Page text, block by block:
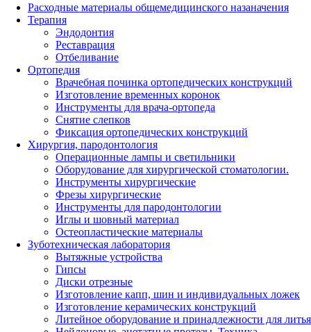
Расходные материалы общемедицинского назаначения
Терапия
Эндодонтия
Реставрация
Отбеливание
Ортопедия
Врачебная починка ортопедических конструкций
Изготовление временных коронок
Инструменты для врача-ортопеда
Снятие слепков
Фиксация ортопедических конструкций
Хирургия, пародонтология
Операционные лампы и светильники
Оборудование для хирургической стоматологии.
Инструменты хирургические
Фрезы хирургические
Инструменты для пародонтологии
Иглы и шовный материал
Остеопластические материалы
Зуботехническая лаборатория
Вытяжные устройства
Гипсы
Диски отрезные
Изготовление капп, шин и индивидуальных ложек
Изготовление керамических конструкций
Литейное оборудование и принадлежности для литья